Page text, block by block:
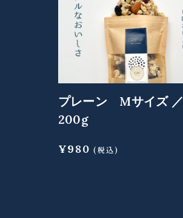
プレーン Mサイズ ／
200g
¥980